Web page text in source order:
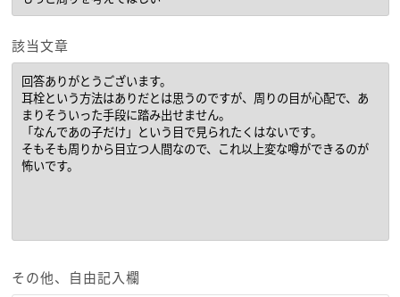
該当文章
その他、自由記入欄